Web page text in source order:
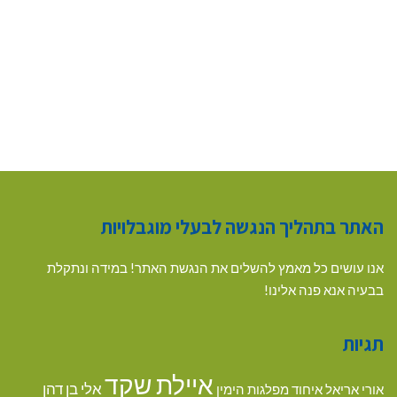
האתר בתהליך הנגשה לבעלי מוגבלויות
אנו עושים כל מאמץ להשלים את הנגשת האתר! במידה ונתקלת
בבעיה אנא פנה אלינו!
תגיות
אורי אריאלאיחוד מפלגות הימין איילת שקדאלי בן דהן